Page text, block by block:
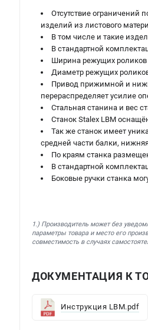
Отсутствие ограничений
изделий из листового
В том числе и такие
В стандартной
Ширина режущих
Диаметр режущих
Привод прижимной и
перераспределяет усилие
Стальная станина и вес
Станок Stalex LBM
Так же станок имеет
средней части балки,
По краям станка
В стандартной
Боковые ручки станка
1.) Производитель может без
параметры товара и место его
совместимость в случаях
ДОКУМЕНТАЦИЯ К
Инструкция LBM.pdf